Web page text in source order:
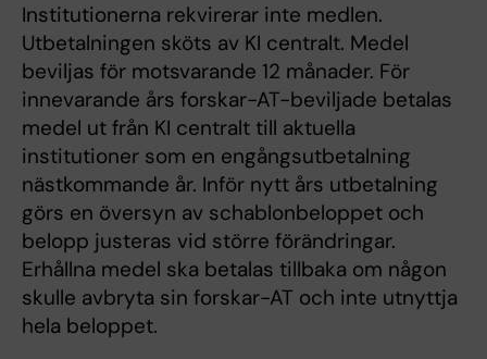
Institutionerna rekvirerar inte medlen.
Utbetalningen sköts av KI centralt. Medel
beviljas för motsvarande 12 månader. För
innevarande års forskar-AT-beviljade betalas
medel ut från KI centralt till aktuella
institutioner som en engångsutbetalning
nästkommande år. Inför nytt års utbetalning
görs en översyn av schablonbeloppet och
belopp justeras vid större förändringar.
Erhållna medel ska betalas tillbaka om någon
skulle avbryta sin forskar-AT och inte utnyttja
hela beloppet.